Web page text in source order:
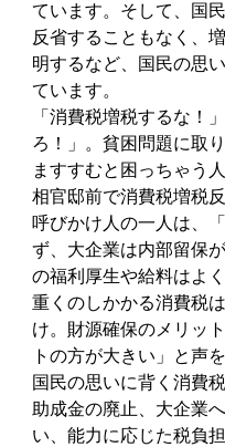
ています。そして、国
反省することもなく、
明するなど、国民の思
ています。
「消費税増税するな！
ろ！」。貧困問題に取
ますすむと困っちゃう
相官邸前で消費税増税
呼びかけ人の一人は、
ず、大企業は内部留保
の福利厚生や給料はよ
重くのしかかる消費税
け。財源確保のメリッ
トの方が大きい」と声
国民の思いに背く消費
助成金の廃止、大企業
い、能力に応じた税負